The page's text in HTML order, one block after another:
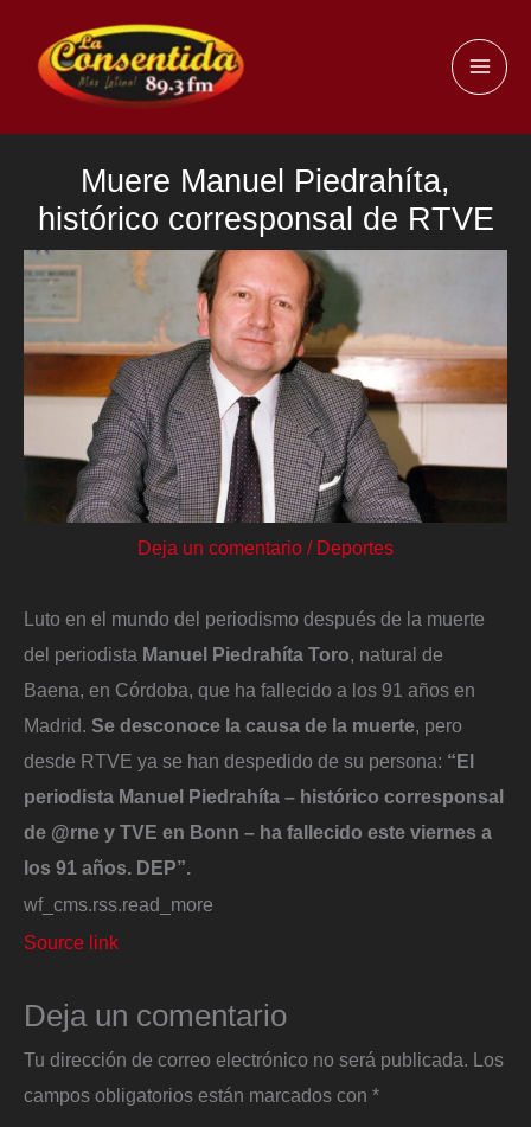
contenido
Muere Manuel Piedrahíta,
histórico corresponsal de RTVE
Deja un comentario / Deportes
Luto en el mundo del periodismo después de la muerte
del periodista Manuel Piedrahíta Toro, natural de
Baena, en Córdoba, que ha fallecido a los 91 años en
Madrid. Se desconoce la causa de la muerte, pero
desde RTVE ya se han despedido de su persona: “El
periodista Manuel Piedrahíta – histórico corresponsal
de @rne y TVE en Bonn – ha fallecido este viernes a
los 91 años. DEP”.
wf_cms.rss.read_more
Source link
Deja un comentario
Tu dirección de correo electrónico no será publicada. Los
campos obligatorios están marcados con *